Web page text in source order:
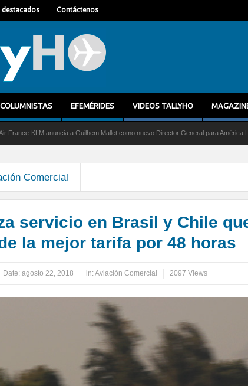
destacados Contáctenos
COLUMNISTAS EFEMÉRIDES VIDEOS TALLYHO
a Guilhem Mallet como nuevo Director General para América Latina
Comercial
servicio en Brasil y Chile
la mejor tarifa por 48 horas
Date: agosto 22, 2018 in:Aviación Comercial 2097 Views